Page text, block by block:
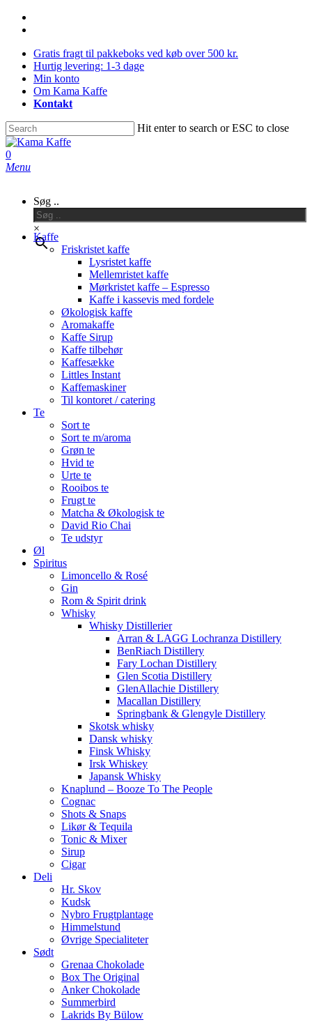
Skip
contentGratis fragt til pakkeboks ved køb over 500 kr.
Hurtig levering: 1-3 dage
Min konto
Om Kama Kaffe
Kontakt
Hit enter to search or ESC to close
Close
Search
0
Menu
Søg ..
×
Kaffe
Friskristet kaffe
Lysristet kaffe
Mellemristet kaffe
Mørkristet kaffe – Espresso
Kaffe i kassevis med fordele
Økologisk kaffe
Aromakaffe
Kaffe Sirup
Kaffe tilbehør
Kaffesække
Littles Instant
Kaffemaskiner
Til kontoret / catering
Te
Sort te
Sort te m/aroma
Grøn te
Hvid te
Urte te
Rooibos te
Frugt te
Matcha & Økologisk te
David Rio Chai
Te udstyr
Øl
Spiritus
Limoncello & Rosé
Gin
Rom & Spirit drink
Whisky
Whisky Distillerier
Arran & LAGG Lochranza Distillery
BenRiach Distillery
Fary Lochan Distillery
Glen Scotia Distillery
GlenAllachie Distillery
Macallan Distillery
Springbank & Glengyle Distillery
Skotsk whisky
Dansk whisky
Finsk Whisky
Irsk Whiskey
Japansk Whisky
Knaplund – Booze To The People
Cognac
Shots & Snaps
Likør & Tequila
Tonic & Mixer
Sirup
Cigar
Deli
Hr. Skov
Kudsk
Nybro Frugtplantage
Himmelstund
Øvrige Specialiteter
Sødt
Grenaa Chokolade
Box The Original
Anker Chokolade
Summerbird
Lakrids By Bülow